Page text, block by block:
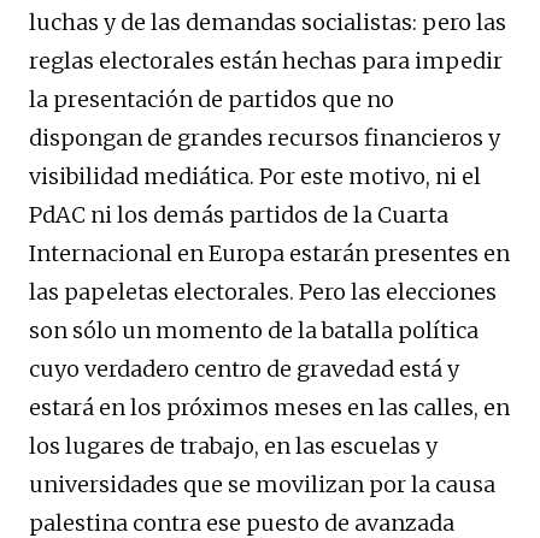
luchas y de las demandas socialistas: pero las
reglas electorales están hechas para impedir
la presentación de partidos que no
dispongan de grandes recursos financieros y
visibilidad mediática. Por este motivo, ni el
PdAC ni los demás partidos de la Cuarta
Internacional en Europa estarán presentes en
las papeletas electorales. Pero las elecciones
son sólo un momento de la batalla política
cuyo verdadero centro de gravedad está y
estará en los próximos meses en las calles, en
los lugares de trabajo, en las escuelas y
universidades que se movilizan por la causa
palestina contra ese puesto de avanzada